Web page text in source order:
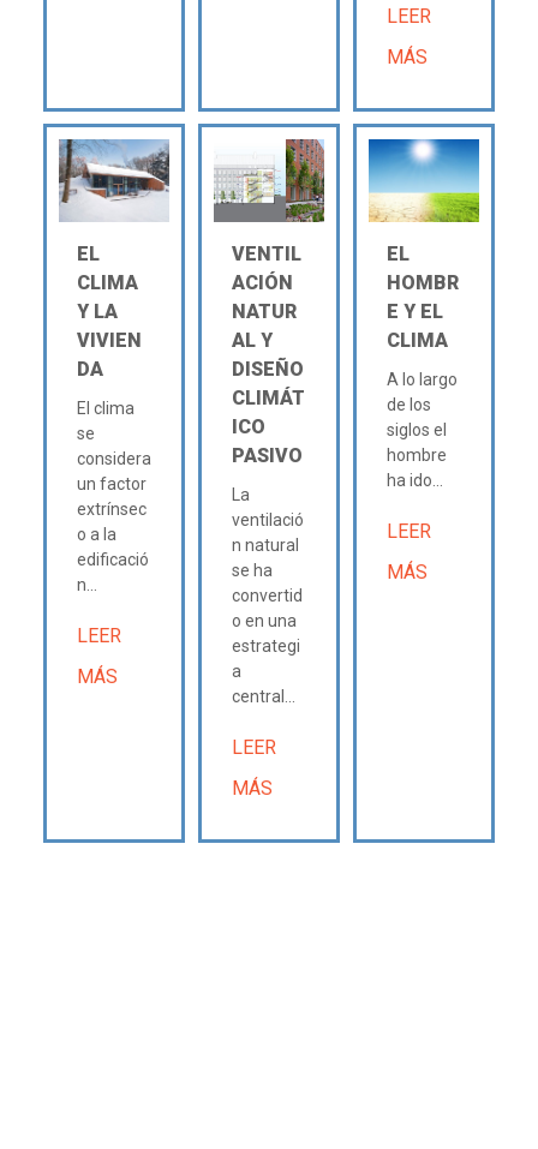
LEER
MÁS
EL
CLIMA
Y LA
VIVIEN
DA
El clima
se
considera
un factor
extrínsec
o a la
edificació
n...
LEER
MÁS
VENTIL
ACIÓN
NATUR
AL Y
DISEÑO
CLIMÁT
ICO
PASIVO
La
ventilació
n natural
se ha
convertid
o en una
estrategi
a
central...
LEER
MÁS
EL
HOMBR
E Y EL
CLIMA
A lo largo
de los
siglos el
hombre
ha ido...
LEER
MÁS